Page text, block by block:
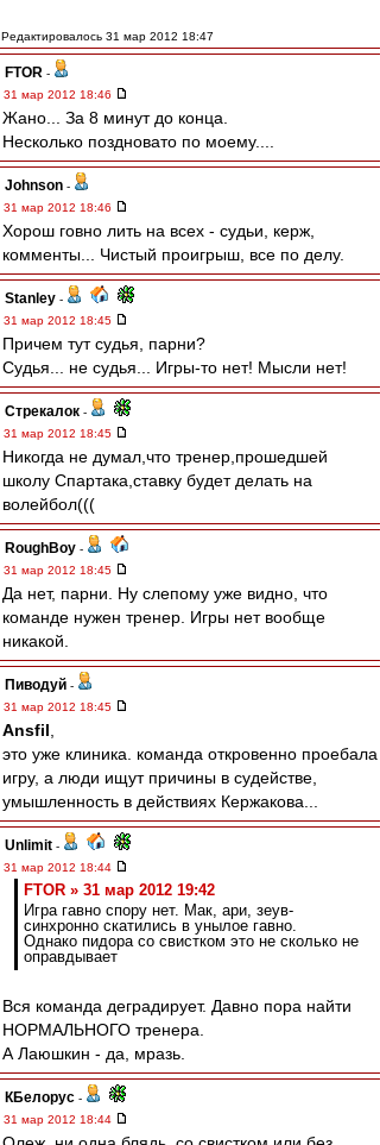
Редактировалось 31 мар 2012 18:47
FTOR -
31 мар 2012 18:46
Жано... За 8 минут до конца.
Несколько поздновато по моему....
Johnson -
31 мар 2012 18:46
Хорош говно лить на всех - судьи, керж,
комменты... Чистый проигрыш, все по делу.
Stanley -
31 мар 2012 18:45
Причем тут судья, парни?
Судья... не судья... Игры-то нет! Мысли нет!
Стрекалок -
31 мар 2012 18:45
Никогда не думал,что тренер,прошедшей
школу Спартака,ставку будет делать на
волейбол(((
RoughBoy -
31 мар 2012 18:45
Да нет, парни. Ну слепому уже видно, что
команде нужен тренер. Игры нет вообще
никакой.
Пиводуй -
31 мар 2012 18:45
Ansfil
это уже клиника. команда откровенно проебала
игру, а люди ищут причины в судействе,
умышленность в действиях Кержакова...
Unlimit -
31 мар 2012 18:44
FTOR » 31 мар 2012 19:42
Игра гавно спору нет. Мак, ари, зеув-
синхронно скатились в унылое гавно.
Однако пидора со свистком это не сколько не
оправдывает
Вся команда деградирует. Давно пора найти
НОРМАЛЬНОГО тренера.
А Лаюшкин - да, мразь.
КБелорус -
31 мар 2012 18:44